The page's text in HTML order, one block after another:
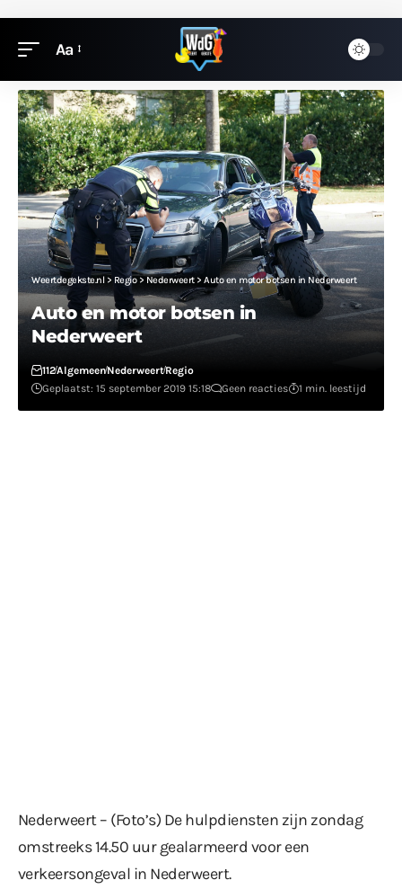
Aa
Weertdegekste.nl> Regio>Nederweert> Auto en motor botsen in Nederweert
Auto en motor botsen in
Nederweert
112AlgemeenNederweertRegio
Geplaatst: 15 september 2019 15:18
Geen reacties 1 min. leestijd
Nederweert – (Foto’s) De hulpdiensten zijn zondag
omstreeks 14.50 uur gealarmeerd voor een
verkeersongeval in Nederweert.